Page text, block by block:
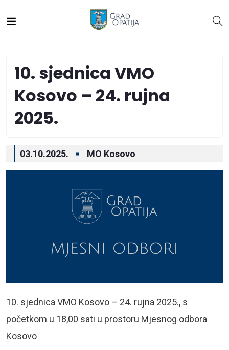
10. sjednica VMO
Kosovo – 24. rujna
2025.
03.10.2025. MO Kosovo
10. sjednica VMO Kosovo – 24. rujna 2025., s
početkom u 18,00 sati u prostoru Mjesnog odbora
Kosovo